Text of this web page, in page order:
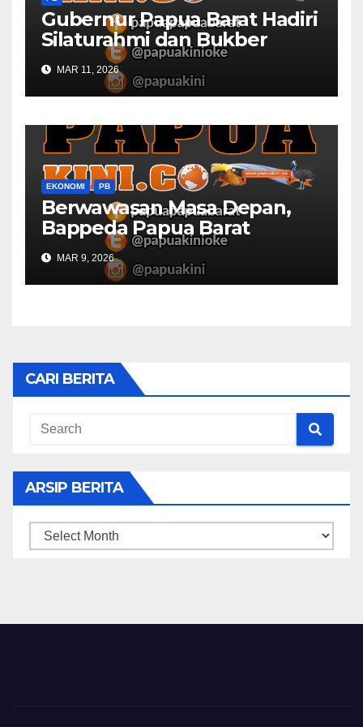
Gubernur Papua Barat Hadiri
Silaturahmi dan Bukber
Bersama DPR RI dan
Mendagri di IPDN
MAR 11, 2026
EKONOMI PB
Berwawasan Masa Depan,
Bappeda Papua Barat
Konsultasi Publik RKPD 2027
MAR 9, 2026
CARI BERITA
ARSIP BERITA
ARSIP